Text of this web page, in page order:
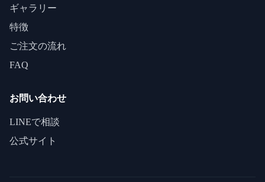
ギャラリー
特徴
ご注文の流れ
FAQ
お問い合わせ
LINEで相談
公式サイト